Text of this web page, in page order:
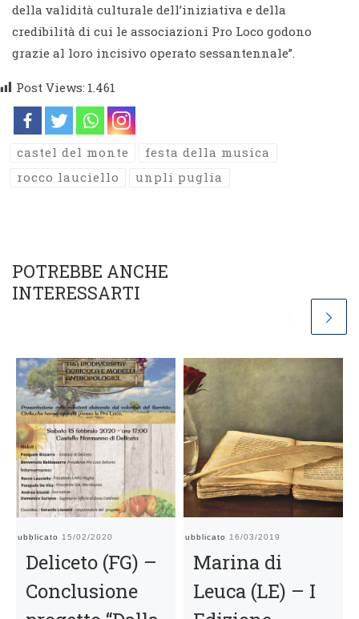
della validità culturale dell’iniziativa e della
credibilità di cui le associazioni Pro Loco godono
grazie al loro incisivo operato sessantennale”.
Post Views: 1.461
castel del monte
festa della musica
rocco lauciello
unpli puglia
POTREBBE ANCHE
INTERESSARTI
Pubblicato 15/02/2020
Deliceto (FG) –
Conclusione
Pubblicato 16/03/2019
Marina di
Leuca (LE) – I